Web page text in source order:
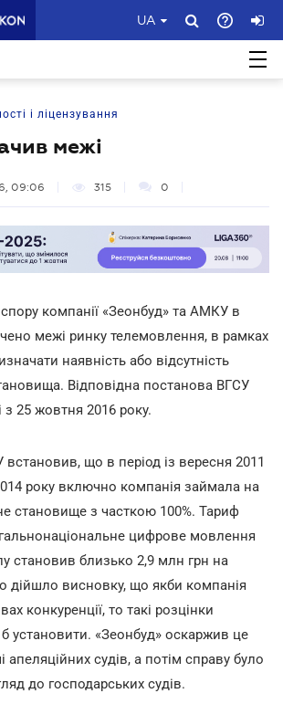
UA
і ліцензування
межі
09:06 315 0
компанії «Зеонбуд» та АМКУ в
межі ринку телемовлення, в рамках
наявність або відсутність
Відповідна постанова ВГСУ
з 25 жовтня 2016 року.
що в період із вересня 2011
року включно компанія займала на
становище з часткою 100%. Тариф
цифрове мовлення
становив близько 2,9 млн грн на
дійшло висновку, що якби компанія
конкуренції, то такі розцінки
установити. «Зеонбуд» оскаржив це
апеляційних судів, а потім справу було
до господарських судів.